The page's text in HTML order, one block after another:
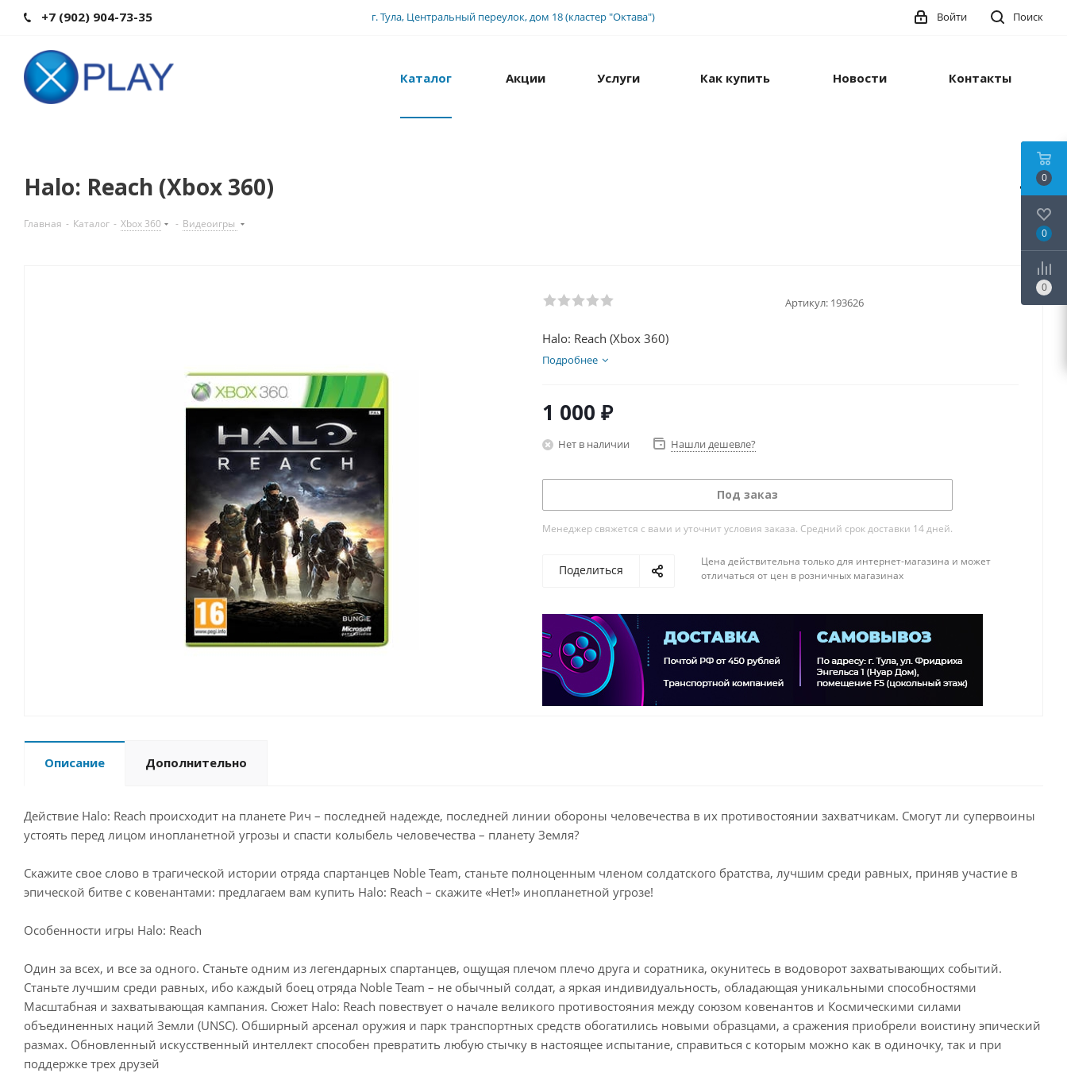
+7 (902) 904-73-35 г. Тула, Центральный переулок, дом 18 (кластер "Октава") Поиск
Войти
Каталог Акции Услуги Как купить Новости Контакты
Halo: Reach (Xbox 360)
Главная - Каталог - Xbox 360 - Видеоигры
Артикул: 193626
Halo: Reach (Xbox 360)
Подробнее
1 000 ₽
Нет в наличии Нашли дешевле?
Под заказ
Менеджер свяжется с вами и уточнит условия заказа. Средний срок доставки 14 дней.
Поделиться
Цена действительна только для интернет-магазина и может
отличаться от цен в розничных магазинах
Описание Дополнительно
Действие Halo: Reach происходит на планете Рич – последней надежде, последней линии обороны человечества в их противостоянии захватчикам. Смогут ли супервоины
устоять перед лицом инопланетной угрозы и спасти колыбель человечества – планету Земля?
Скажите свое слово в трагической истории отряда спартанцев Noble Team, станьте полноценным членом солдатского братства, лучшим среди равных, приняв участие в
эпической битве с ковенантами: предлагаем вам купить Halo: Reach – скажите «Нет!» инопланетной угрозе!
Особенности игры Halo: Reach
Один за всех, и все за одного. Станьте одним из легендарных спартанцев, ощущая плечом плечо друга и соратника, окунитесь в водоворот захватывающих событий.
Станьте лучшим среди равных, ибо каждый боец отряда Noble Team – не обычный солдат, а яркая индивидуальность, обладающая уникальными способностями
Масштабная и захватывающая кампания. Сюжет Halo: Reach повествует о начале великого противостояния между союзом ковенантов и Космическими силами
объединенных наций Земли (UNSC). Обширный арсенал оружия и парк транспортных средств обогатились новыми образцами, а сражения приобрели воистину эпический
размах. Обновленный искусственный интеллект способен превратить любую стычку в настоящее испытание, справиться с которым можно как в одиночку, так и при
поддержке трех друзей
0
0
0